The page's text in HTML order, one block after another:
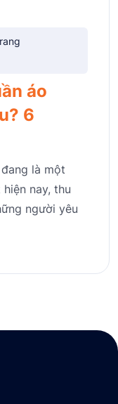
áo
6
là một
nay, thu
người yêu